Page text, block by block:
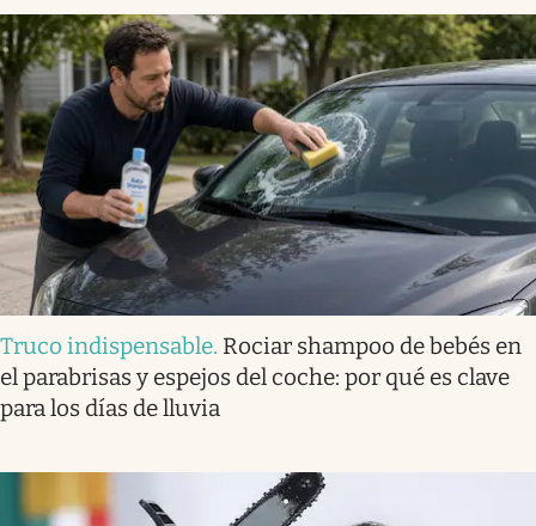
Truco indispensable. Rociar shampoo de bebés en
el parabrisas y espejos del coche: por qué es clave
para los días de lluvia